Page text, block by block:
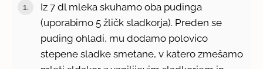
Iz 7 dl mleka skuhamo oba pudinga
(uporabimo 5 žličk sladkorja). Preden se
puding ohladi, mu dodamo polovico
stepene sladke smetane, v katero zmešamo